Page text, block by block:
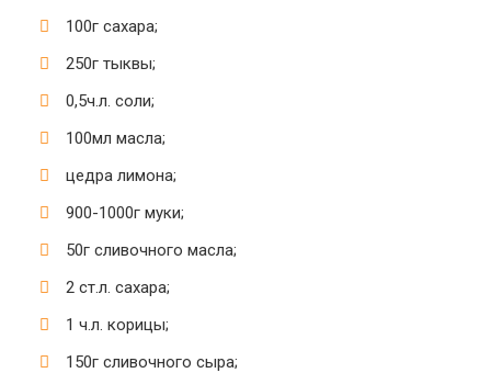
100г сахара;
250г тыквы;
0,5ч.л. соли;
100мл масла;
цедра лимона;
900-1000г муки;
50г сливочного масла;
2 ст.л. сахара;
1 ч.л. корицы;
150г сливочного сыра;